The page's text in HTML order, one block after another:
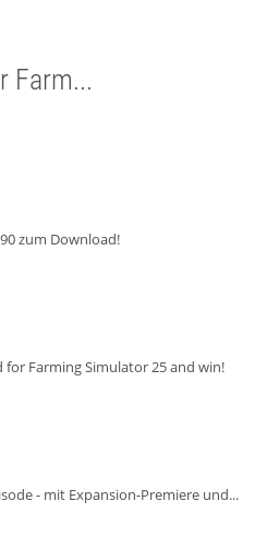
Farm...
zum Download!
Farming Simulator 25 and win!
- mit Expansion-Premiere und...